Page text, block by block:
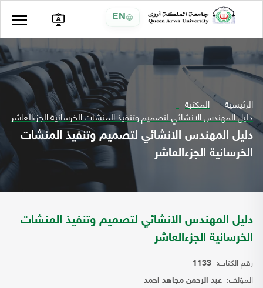
EN
الرئيسية المكتبة
دليل المهندس الانشائي لتصميم وتنفيذ المنشات الخرسانية الجزءالعاشر
دليل المهندس الانشائي لتصميم وتنفيذ المنشات
الخرسانية الجزءالعاشر
دليل المهندس الانشائي لتصميم وتنفيذ المنشات
الخرسانية الجزءالعاشر
رقم الكتاب: 1133
المؤلف: عبد الرحمن مجاهد احمد